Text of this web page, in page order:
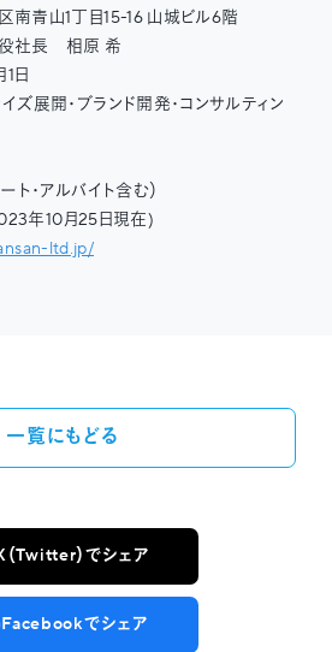
南青山1丁目15-16 山城ビル6階
社長 相原 希
日
展開・ブランド開発・コンサルティン
・アルバイト含む）
年10月25日現在)
ltd.jp/
一覧にもどる
（Twitter）でシェア
Facebookでシェア